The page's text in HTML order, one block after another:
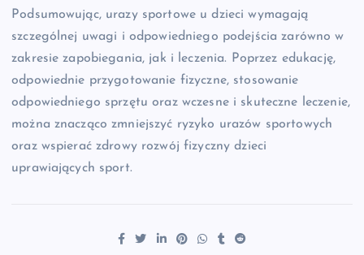
Podsumowując, urazy sportowe u dzieci wymagają
szczególnej uwagi i odpowiedniego podejścia zarówno w
zakresie zapobiegania, jak i leczenia. Poprzez edukację,
odpowiednie przygotowanie fizyczne, stosowanie
odpowiedniego sprzętu oraz wczesne i skuteczne leczenie,
można znacząco zmniejszyć ryzyko urazów sportowych
oraz wspierać zdrowy rozwój fizyczny dzieci
uprawiających sport.